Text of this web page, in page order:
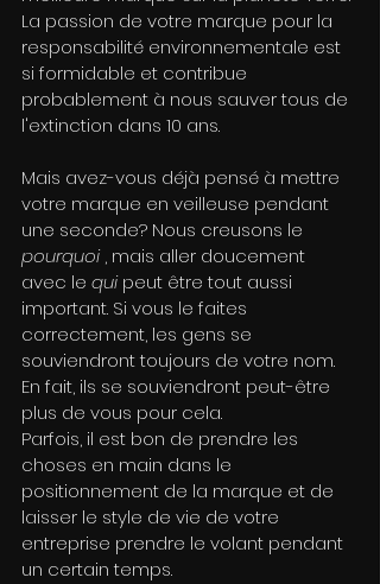
La passion de votre marque pour la
responsabilité environnementale est
si formidable et contribue
probablement à nous sauver tous de
l'extinction dans 10 ans.
Mais avez-vous déjà pensé à mettre
votre marque en veilleuse pendant
une seconde? Nous creusons le
pourquoi , mais aller doucement
avec le qui peut être tout aussi
important. Si vous le faites
correctement, les gens se
souviendront toujours de votre nom.
En fait, ils se souviendront peut-être
plus de vous pour cela.
Parfois, il est bon de prendre les
choses en main dans le
positionnement de la marque et de
laisser le style de vie de votre
entreprise prendre le volant pendant
un certain temps.